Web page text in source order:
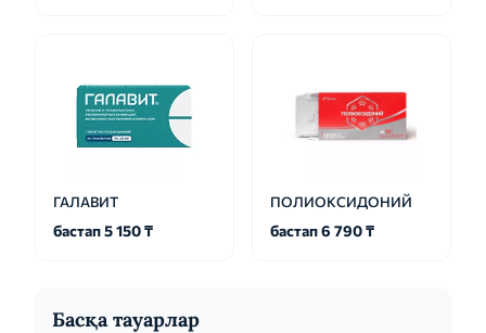
ГАЛАВИТ
бастап 5 150 ₸
ПОЛИОКСИДОНИЙ
бастап 6 790 ₸
Басқа тауарлар